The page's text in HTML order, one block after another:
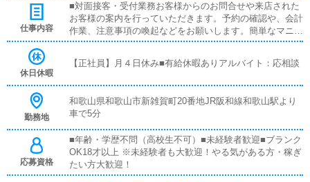
仕事内容
■対面接客・受付業務お客様からのお問合せや来店された
お客様の案内を行っていただきます。予約の確認や、会計
作業、注意事項の喚起などをお願いします。簡単なマニュ
アルや、先輩スタッフに付いて業務内容を見ながら徐々に
す。■PC更新業務ヘブンネットなど、ポータルサイト等の
はボタンを押すだけや、ブログの更新時に簡単に文字が入
力出来れば問題ありません。PCが苦手な人でも簡単にで
きます。■清掃・備品管理お客様やキャストの方に快適に
お過ごしいただくため、店内の清掃や備品の管理・補充を
行っていただきます。
休日休暇
【正社員】月４日休み■有給休暇ありアルバイト：応相談
勤務地
和歌山県和歌山市新雑賀町20番地JR阪和線和歌山駅より
車で5分
応募資格
■年齢・学歴不問（高校生不可）■未経験者歓迎■ブランク
OK18才以上 ※未経験者も大歓迎！やる気がある方・稼ぎ
たい方大歓迎！